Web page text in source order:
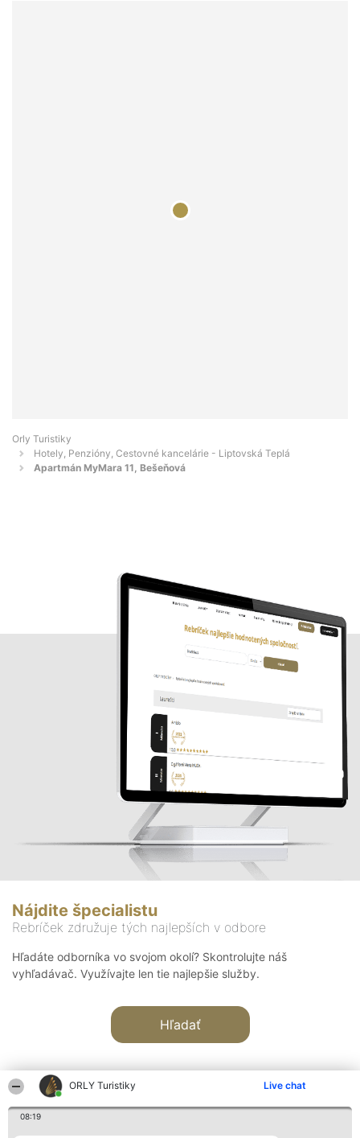
ORLY Turistiky Live chat
08:19
Orly Turistiky
Hotely, Penzióny, Cestovné kancelárie - Liptovská Teplá
Apartmán MyMara 11, Bešeňová
Nájdite špecialistu
Rebríček združuje tých najlepších v odbore
Hľadáte odborníka vo svojom okolí? Skontrolujte náš
vyhľadávač. Využívajte len tie najlepšie služby.
Hľadať